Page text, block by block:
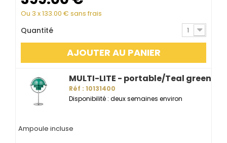
Ou 3 x133.00 € sans frais
Quantité 1
AJOUTER AU PANIER
MULTI-LITE - portable/Teal green
Réf : 10131400
Disponibilité : deux semaines environ
Ampoule incluse